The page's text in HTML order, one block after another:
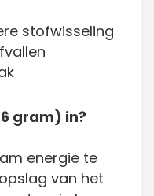
stofwisseling
gram) in?
energie te
van het